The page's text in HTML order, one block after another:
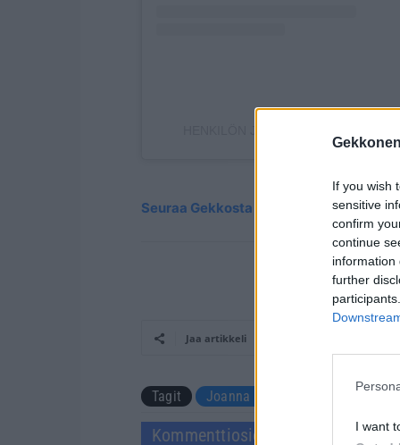
If you wish
sensitive
confirm
continue
information
further
I want
Seuraa Gekkosta Instagramissa
Jaa artikkeli
Tagit Joanna Kuvaja
Kommenttiosio